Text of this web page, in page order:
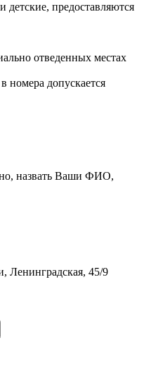
детские, предоставляются
отведенных местах
допускается
назвать Ваши ФИО,
Ленинградская, 45/9